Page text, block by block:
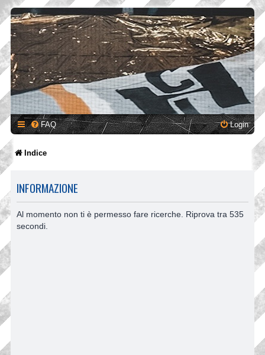
FAQ Login
Indice
INFORMAZIONE
Al momento non ti è permesso fare ricerche. Riprova tra 535
secondi.